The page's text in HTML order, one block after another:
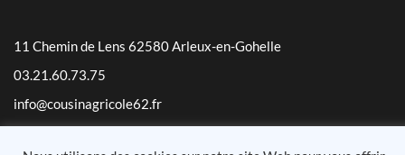
Plantation de pommes de terre – planteuse Dewulf Certa 40
25 Avril 2024
11 Chemin de Lens 62580 Arleux-en-Gohelle
03.21.60.73.75
info@cousinagricole62.fr